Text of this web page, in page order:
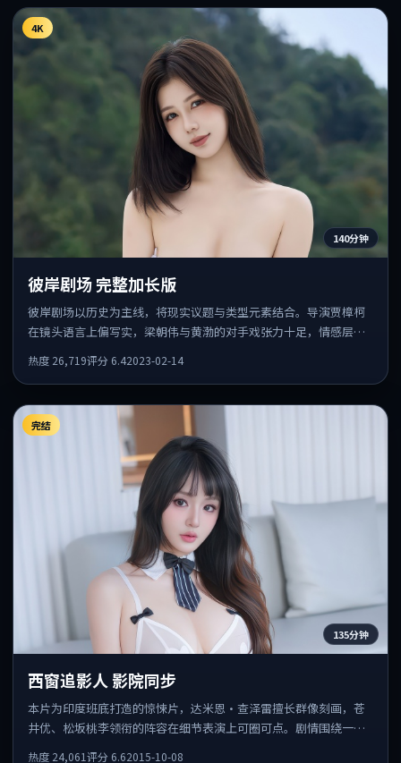
4K
140分钟
彼岸剧场 完整加长版
彼岸剧场以历史为主线，将现实议题与类型元素结合。导演贾樟柯
在镜头语言上偏写实，梁朝伟与黄渤的对手戏张力十足，情感层次
热度 26,719评分 6.42023-02-14
完结
135分钟
西窗追影人 影院同步
本片为印度班底打造的惊悚片，达米恩·查泽雷擅长群像刻画，苍
井优、松坂桃李领衔的阵容在细节表演上可圈可点。剧情围绕一场
热度 24,061评分 6.62015-10-08